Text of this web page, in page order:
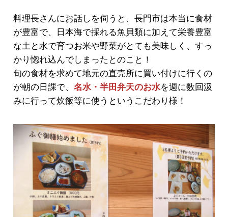
料理長さんにお話しを伺うと、長門市は本当に食材
が豊富で、日本海で採れる魚貝類に加えて栄養豊富
な土と水で育つお米や野菜がとても美味しく、すっ
かり惚れ込んでしまったとのこと！
旬の食材を求めて地元の直売所に買い付けに行くの
が朝の日課で、 名水・半田弁天のお水を週に数回汲
みに行って炊飯等に使うというこだわり様！